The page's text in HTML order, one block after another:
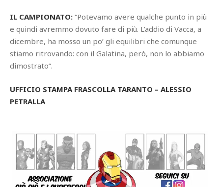
IL CAMPIONATO: “Potevamo avere qualche punto in più
e quindi avremmo dovuto fare di più. L’addio di Vacca, a
dicembre, ha mosso un po’ gli equilibri che comunque
stiamo ritrovando: con il Galatina, però, non lo abbiamo
dimostrato”.
UFFICIO STAMPA FRASCOLLA TARANTO – ALESSIO
PETRALLA